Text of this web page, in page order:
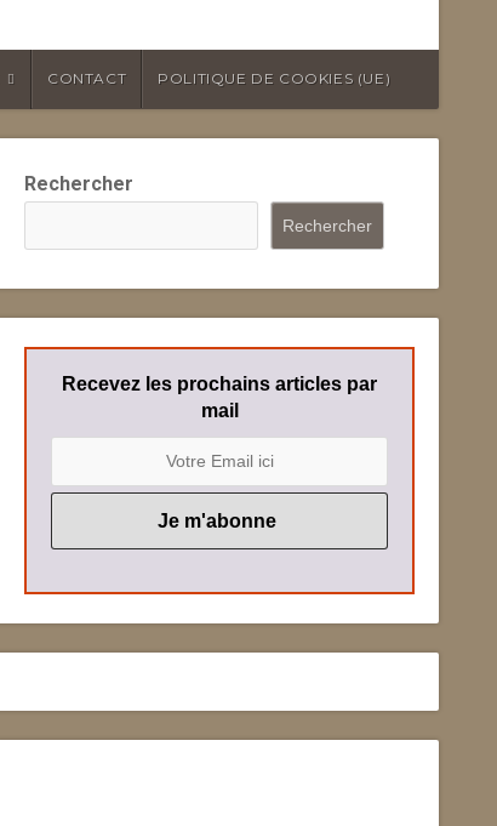
CONTACT POLITIQUE DE COOKIES (UE)
Rechercher
Rechercher
Recevez les prochains articles par
mail